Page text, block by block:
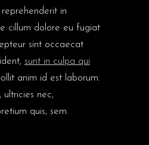
in
cillum dolore eu fugiat
sint occaecat
sunt in culpa qui
anim id est laborum.
ultricies nec,
quis, sem.